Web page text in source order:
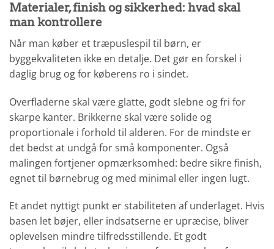
Materialer, finish og sikkerhed: hvad skal
man kontrollere
Når man køber et træpuslespil til børn, er
byggekvaliteten ikke en detalje. Det gør en forskel i
daglig brug og for køberens ro i sindet.
Overfladerne skal være glatte, godt slebne og fri for
skarpe kanter. Brikkerne skal være solide og
proportionale i forhold til alderen. For de mindste er
det bedst at undgå for små komponenter. Også
malingen fortjener opmærksomhed: bedre sikre finish,
egnet til børnebrug og med minimal eller ingen lugt.
Et andet nyttigt punkt er stabiliteten af underlaget. Hvis
basen let bøjer, eller indsatserne er upræcise, bliver
oplevelsen mindre tilfredsstillende. Et godt